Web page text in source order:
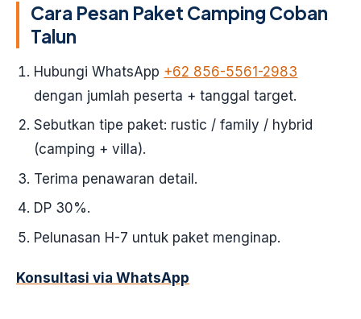
Cara Pesan Paket Camping Coban
Talun
Hubungi WhatsApp +62 856-5561-2983
dengan jumlah peserta + tanggal target.
Sebutkan tipe paket: rustic / family / hybrid
(camping + villa).
Terima penawaran detail.
DP 30%.
Pelunasan H-7 untuk paket menginap.
Konsultasi via WhatsApp